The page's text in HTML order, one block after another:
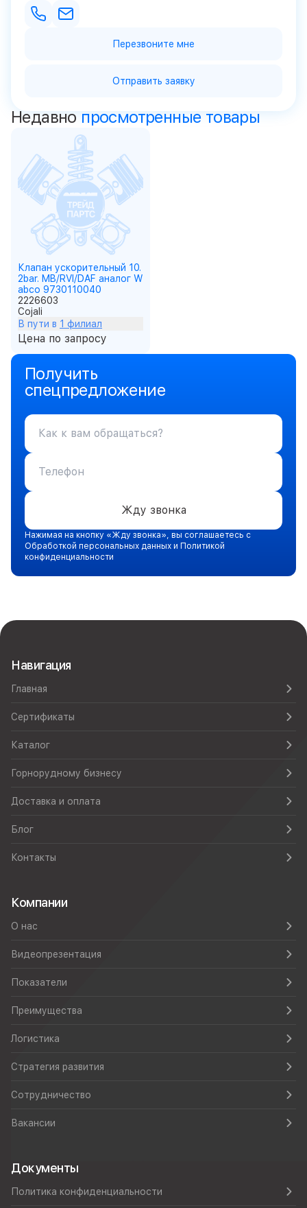
Перезвоните мне
Отправить заявку
Недавно просмотренные товары
Клапан ускорительный 10.
2bar. MB/RVI/DAF аналог W
abco 9730110040
2226603
Cojali
В пути в 1 филиал
Цена по запросу
Получить
спецпредложение
Жду звонка
Нажимая на кнопку «Жду звонка», вы соглашаетесь с
Обработкой персональных данных и Политикой
конфиденциальности
Навигация
Главная
Сертификаты
Каталог
Горнорудному бизнесу
Доставка и оплата
Блог
Контакты
Компании
О нас
Видеопрезентация
Показатели
Преимущества
Логистика
Стратегия развития
Сотрудничество
Вакансии
Документы
Политика конфиденциальности